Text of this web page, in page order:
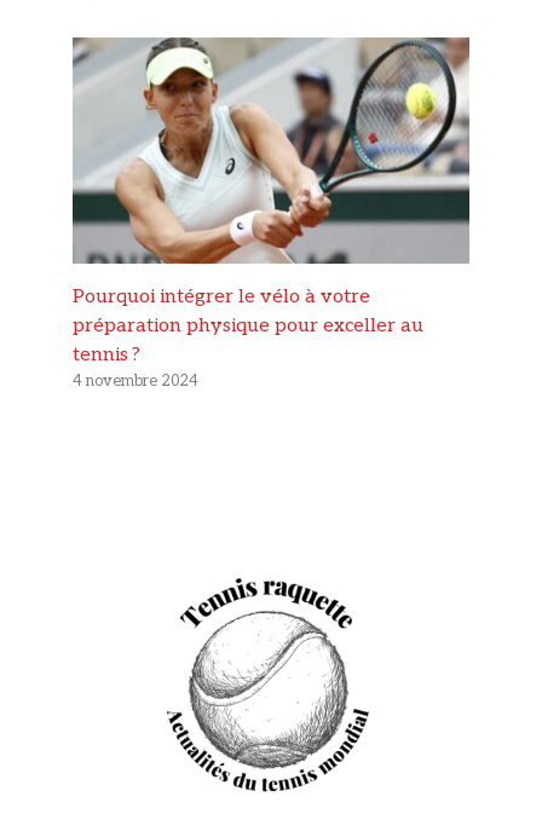
Pourquoi intégrer le vélo à votre
préparation physique pour exceller au
tennis ?
4 novembre 2024